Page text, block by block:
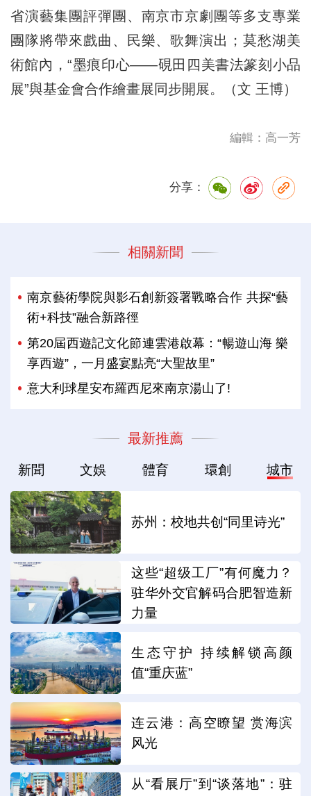
省演藝集團評彈團、南京市京劇團等多支專業
團隊將帶來戲曲、民樂、歌舞演出；莫愁湖美
術館內，“墨痕印心——硯田四美書法篆刻小品
展”與基金會合作繪畫展同步開展。（文 王博）
編輯：高一芳
分享：
相關新聞
南京藝術學院與影石創新簽署戰略合作 共探“藝
術+科技”融合新路徑
第20屆西遊記文化節連雲港啟幕：“暢遊山海 樂
享西遊”，一月盛宴點亮“大聖故里”
意大利球星安布羅西尼來南京湯山了!
最新推薦
新聞 文娛 體育 環創 城市
苏州：校地共创“同里诗光”
这些“超级工厂”有何魔力？
驻华外交官解码合肥智造新
力量
生态守护 持续解锁高颜
值“重庆蓝”
连云港：高空瞭望 赏海滨
风光
从“看展厅”到“谈落地”：驻